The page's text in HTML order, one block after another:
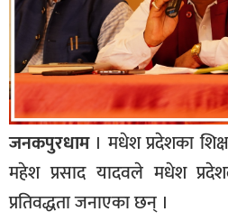
प्रमुख
समाचार
राष्ट्रिय
अन्तराष्ट्रिय
अन्तरबार्ता
अर्थ
जनकपुरधाम। मधेश प्रदेशका
महेश प्रसाद यादवले मधेश
प्रतिवद्धता जनाएका छन् ।